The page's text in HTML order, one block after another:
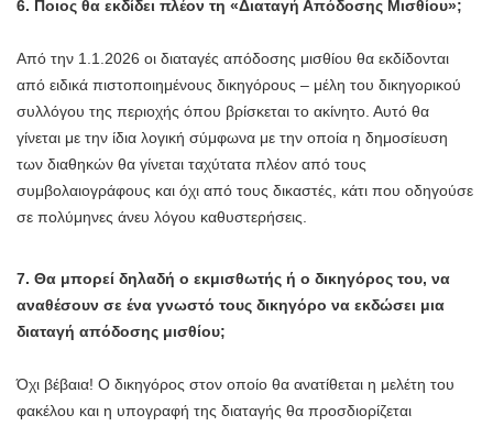
6. Ποιος θα εκδίδει πλέον τη «Διαταγή Απόδοσης Μισθίου»;
Από την 1.1.2026 οι διαταγές απόδοσης μισθίου θα εκδίδονται
από ειδικά πιστοποιημένους δικηγόρους – μέλη του δικηγορικού
συλλόγου της περιοχής όπου βρίσκεται το ακίνητο. Αυτό θα
γίνεται με την ίδια λογική σύμφωνα με την οποία η δημοσίευση
των διαθηκών θα γίνεται ταχύτατα πλέον από τους
συμβολαιογράφους και όχι από τους δικαστές, κάτι που οδηγούσε
σε πολύμηνες άνευ λόγου καθυστερήσεις.
7. Θα μπορεί δηλαδή ο εκμισθωτής ή ο δικηγόρος του, να
αναθέσουν σε ένα γνωστό τους δικηγόρο να εκδώσει μια
διαταγή απόδοσης μισθίου;
Όχι βέβαια! Ο δικηγόρος στον οποίο θα ανατίθεται η μελέτη του
φακέλου και η υπογραφή της διαταγής θα προσδιορίζεται